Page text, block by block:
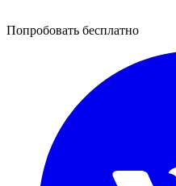
Попробовать бесплатно